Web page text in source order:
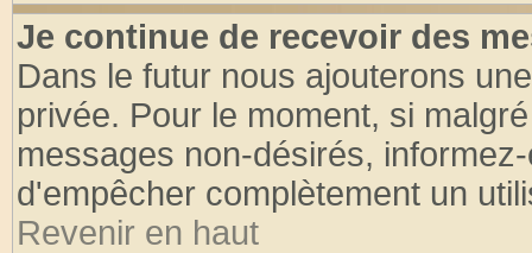
Je continue de recevoir des
Dans le futur nous ajouterons
privée. Pour le moment, si
messages non-désirés,
d'empêcher complètement un
Revenir en haut